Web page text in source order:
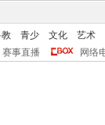
青少 文化
艺术
赛事直播 网络